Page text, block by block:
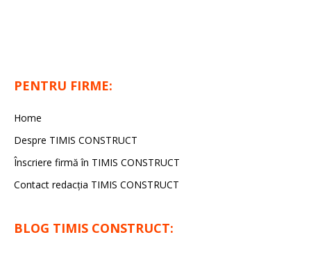
PENTRU FIRME:
Home
Despre TIMIS CONSTRUCT
Înscriere firmă în TIMIS CONSTRUCT
Contact redacția TIMIS CONSTRUCT
BLOG TIMIS CONSTRUCT: